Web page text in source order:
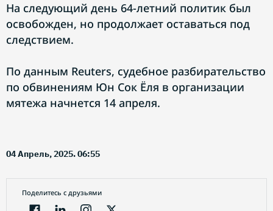
На следующий день 64-летний политик был
освобожден, но продолжает оставаться под
следствием.
По данным Reuters, судебное разбирательство
по обвинениям Юн Сок Ёля в организации
мятежа начнется 14 апреля.
04 Апрель, 2025. 06:55
Поделитесь с друзьями